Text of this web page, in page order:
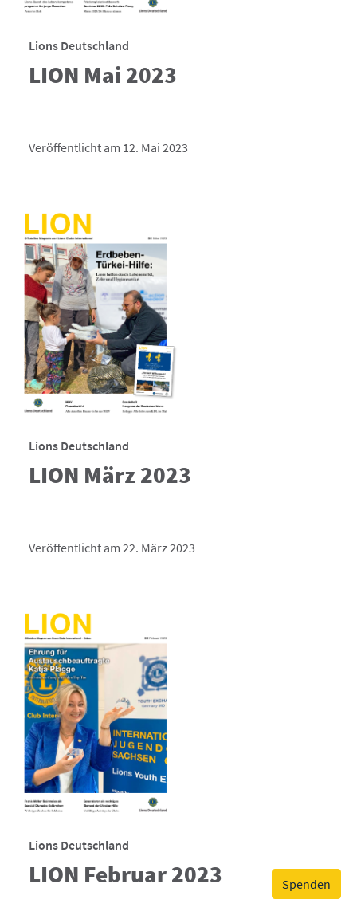
Spenden
Lions Deutschland
LION Mai 2023
Veröffentlicht am 12. Mai 2023
Lions Deutschland
LION März 2023
Veröffentlicht am 22. März 2023
Lions Deutschland
LION Februar 2023